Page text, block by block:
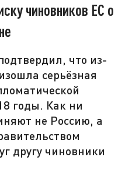
чиновников ЕС о
что из-
серьёзная
годы. Как ни
не Россию, а
другу чиновники